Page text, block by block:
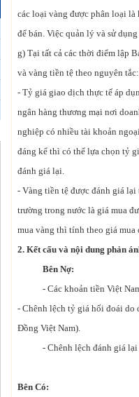
các loại vàng được phân loại là
để bán. Việc quản lý và sử
g) Tại tất cả các thời điểm lập
và vàng tiền tệ theo nguyên tắc:
- Tỷ giá giao dịch thực tế áp
ngân hàng thương mại nơi
nghiệp có nhiều tài khoản
đáng kể thì có thể lựa chọn tỷ
đánh giá lại.
- Vàng tiền tệ được đánh giá
trường trong nước là giá mua
mua vàng thì tính theo giá
2. Kết cấu và nội dung phản
Bên Nợ:
- Các khoản tiền Việt Nam,
- Chênh lệch tỷ giá hối đoái do
Đồng Việt Nam).
- Chênh lệch đánh giá lại
Bên Có: